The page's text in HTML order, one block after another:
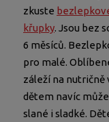
zkuste
křupky. Jsou bez
6 měsíců.
pro malé.
záleží na nutričně
dětem navíc
slané i sladké.